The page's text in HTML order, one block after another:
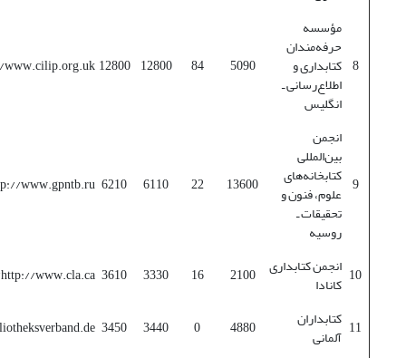
8
مؤسسه
حرفه‌مندان
کتابداری و
اطلاع‌رسانی ـ
انگلیس
5090
84
12800
12800
9
انجمن
بین‌المللی
کتابخانه‌های
علوم، فنون و
تحقیقات ـ
روسیه
13600
22
6110
6210
www.gpntb.ru/
10 انجمن کتابداری
کانادا 2100
16
3330
3610
http://www.cla.ca/
11 کتابداران
آلمانی 4880
0
3440
3450